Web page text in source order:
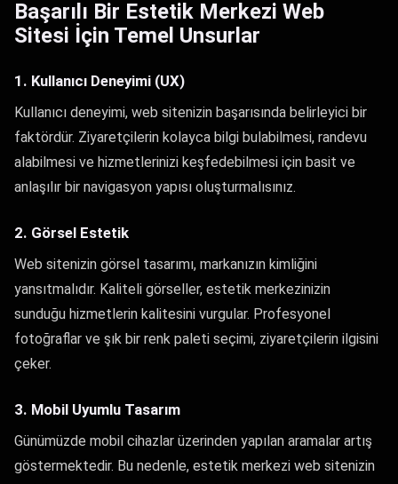
Başarılı Bir Estetik Merkezi Web
Sitesi İçin Temel Unsurlar
1. Kullanıcı Deneyimi (UX)
Kullanıcı deneyimi, web sitenizin başarısında belirleyici bir
faktördür. Ziyaretçilerin kolayca bilgi bulabilmesi, randevu
alabilmesi ve hizmetlerinizi keşfedebilmesi için basit ve
anlaşılır bir navigasyon yapısı oluşturmalısınız.
2. Görsel Estetik
Web sitenizin görsel tasarımı, markanızın kimliğini
yansıtmalıdır. Kaliteli görseller, estetik merkezinizin
sunduğu hizmetlerin kalitesini vurgular. Profesyonel
fotoğraflar ve şık bir renk paleti seçimi, ziyaretçilerin ilgisini
çeker.
3. Mobil Uyumlu Tasarım
Günümüzde mobil cihazlar üzerinden yapılan aramalar artış
göstermektedir. Bu nedenle, estetik merkezi web sitenizin